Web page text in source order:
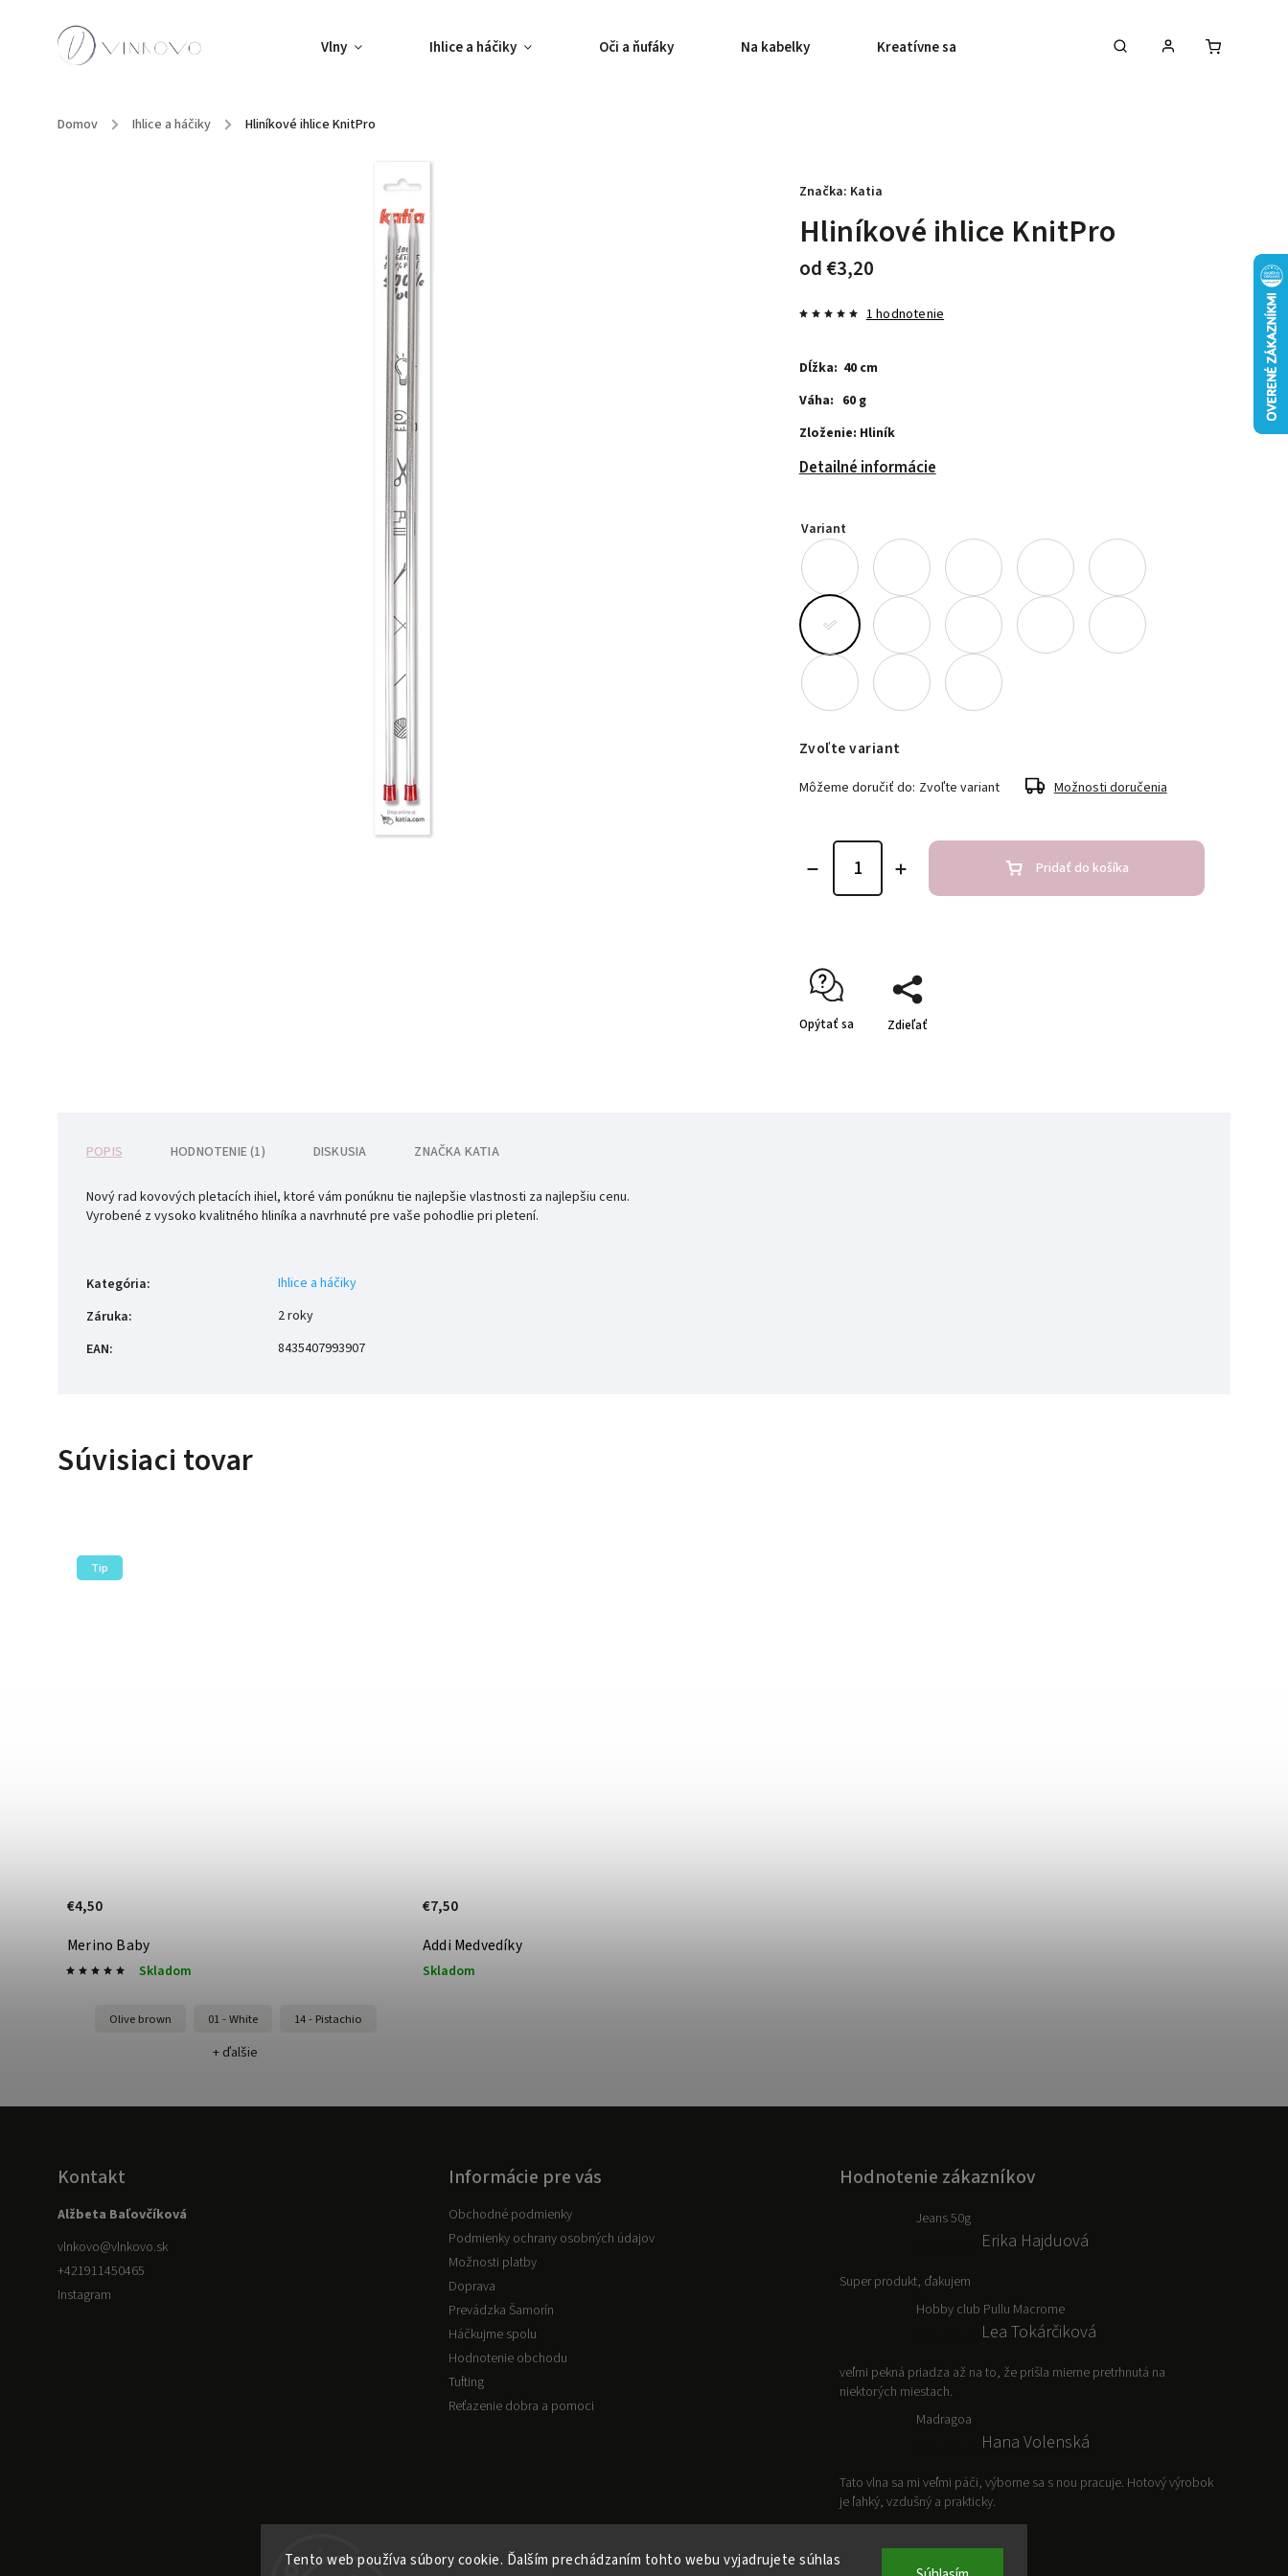
Tento web používa súbory cookie. Ďalším prechádzaním tohto webu vyjadrujete súhlas
Vlny Ihlice a háčiky Oči a ňufáky Na kabelky Kreatívne sady Vyšívanie
Domov / Ihlice a háčiky / Hliníkové ihlice KnitPro
Hliníkové ihlice KnitPro
od€3,20
1 hodnotenie
Dĺžka: 40 cm
Váha: 60 g
Zloženie: Hliník
Detailné informácie
Značka: Katia
Variant
Zvoľte variant
Môžeme doručiť do: Zvoľte variant Možnosti doručenia
Pridať do košíka
Opýtať sa Zdieľať
POPIS HODNOTENIE (1) DISKUSIA ZNAČKA KATIA
Nový rad kovových pletacích ihiel, ktoré vám ponúknu tie najlepšie vlastnosti za najlepšiu cenu.
Vyrobené z vysoko kvalitného hliníka a navrhnuté pre vaše pohodlie pri pletení.
Kategória:
Ihlice a háčiky
Záruka:
2 roky
EAN: 8435407993907
Súvisiaci tovar
Tip
Merino Baby
Skladom
€4,50
Olive brown 01 - White 14 - Pistachio
+ ďalšie
Addi Medvedíky
Skladom
€7,50
Kontakt
Alžbeta Baľovčíková
vlnkovo@vlnkovo.sk
+421911450465
Instagram
Informácie pre vás
Obchodné podmienky
Podmienky ochrany osobných údajov
Možnosti platby
Doprava
Prevádzka Šamorín
Háčkujme spolu
Hodnotenie obchodu
Tufting
Reťazenie dobra a pomoci
Hodnotenie zákazníkov
Jeans 50g
Erika Hajduová
Super produkt, ďakujem
Hobby club Pullu Macrome
Lea Tokárčiková
veľmi pekná priadza až na to, že prišla mierne pretrhnutá na
niektorých miestach.
Madragoa
Hana Volenská
Tato vlna sa mi veľmi páči, výborne sa s nou pracuje. Hotový výrobok
je ľahký, vzdušný a prakticky.